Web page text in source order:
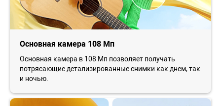
Основная камера 108 Мп
Основная камера в 108 Мп позволяет получать
потрясающие детализированные снимки как днем, так
и ночью.